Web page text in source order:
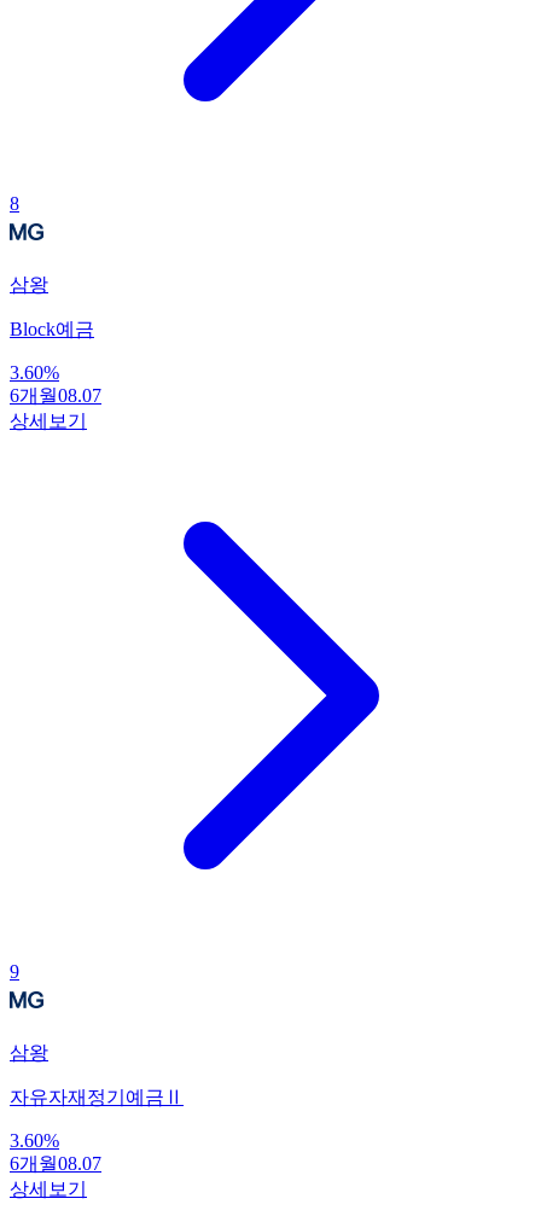
8
삼왕
Block예금
3.60%
6개월08.07
상세보기
9
삼왕
자유자재정기예금Ⅱ
3.60%
6개월08.07
상세보기